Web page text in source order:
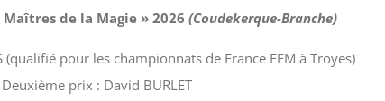
de la Magie » 2026 (Coudekerque-Branche)
(qualifié pour les championnats de France FFM à Troyes)
Deuxième prix : David BURLET